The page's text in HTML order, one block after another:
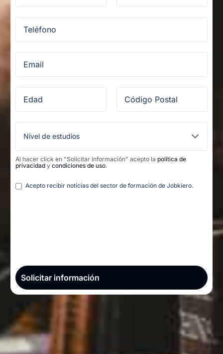
Al hacer click en "Solicitar Información" acepto la política de
privacidad y condiciones de uso.
Legal
Acepto recibir noticias del sector de formación de Jobkiero.